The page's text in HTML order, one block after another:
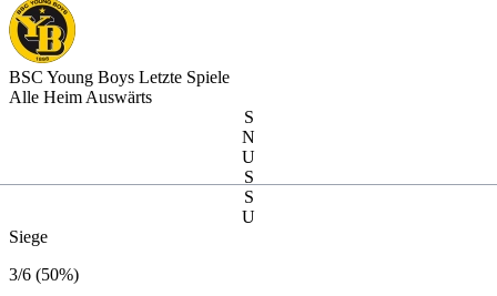
BSC Young Boys Letzte Spiele
Alle Heim Auswärts
S
N
U
S
S
U
Siege
3/6 (50%)